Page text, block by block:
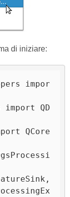
di iniziare:
impor
import QD
QCore